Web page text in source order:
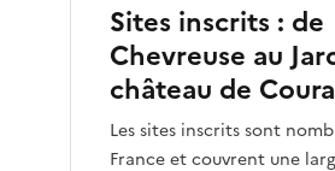
Sites inscrits : de
Chevreuse au
château de
Les sites inscrits sont
France et couvrent une